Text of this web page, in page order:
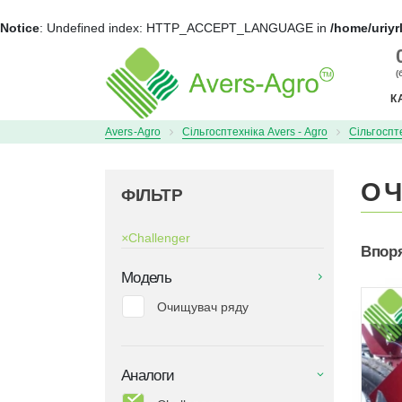
Notice: Undefined index: HTTP_ACCEPT_LANGUAGE in /home/
Avers-Agro Сільгосптехніка Avers - Agro
ФІЛЬТР
×Challenger
Модель
Очищувач ряду
Аналоги